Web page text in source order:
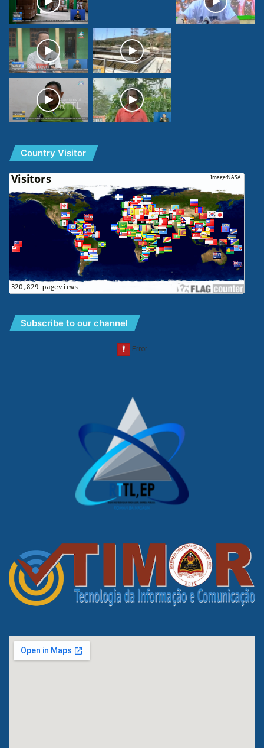
Country Visitor
Subscribe to our channel